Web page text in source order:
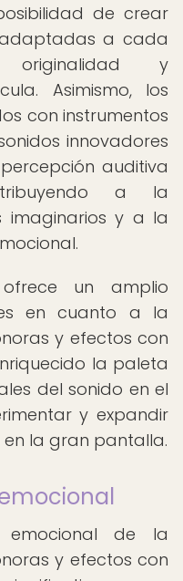
de crear
a cada
originalidad y
Asimismo, los
con instrumentos
innovadores
auditiva
a la
imaginarios y a la
un amplio
en cuanto a la
y efectos con
la paleta
del sonido en el
y expandir
en la gran pantalla.
de la
y efectos con